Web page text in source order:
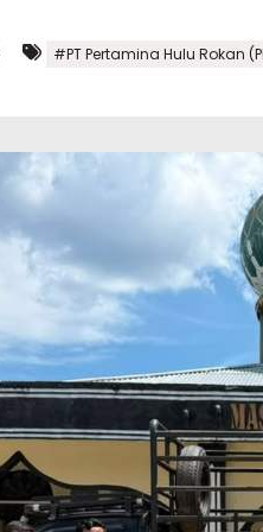
#PT Pertamina Hulu Rokan